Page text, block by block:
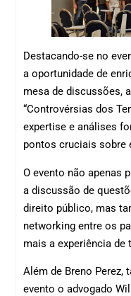
Destacando-se no
a oportunidade de
mesa de discussões,
“Controvérsias dos
expertise e análises
pontos cruciais sobre
O evento não apenas
a discussão de
direito público, mas
networking entre os
mais a experiência
Além de Breno Perez,
evento o advogado